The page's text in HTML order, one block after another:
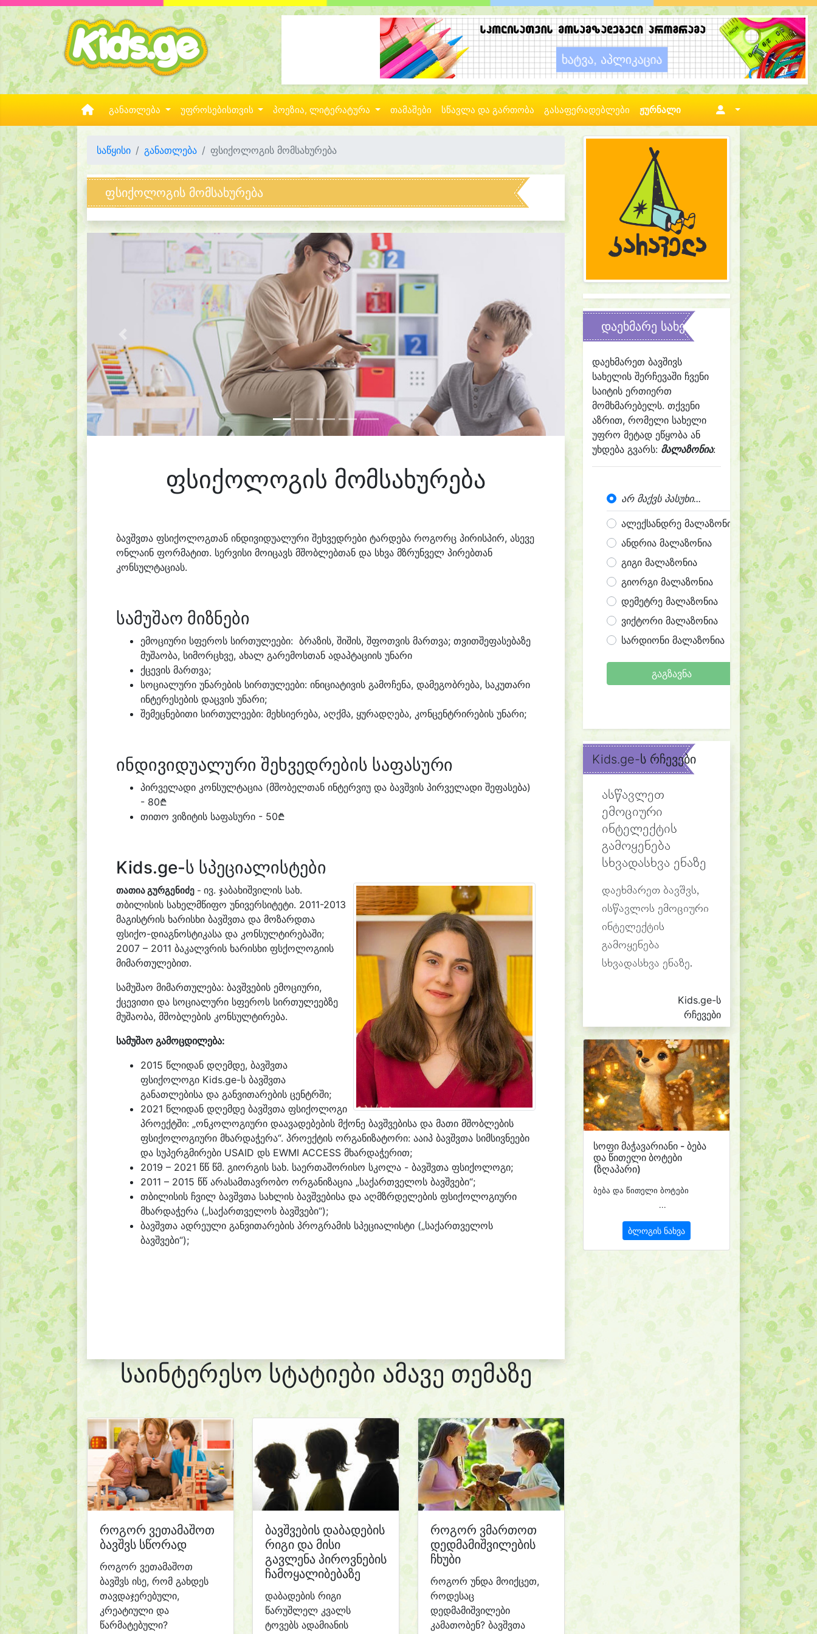
განათლება უფროსებისთვის პოეზია, ლიტერატურა თამაშები სწავლა და გართობა გასაფერადებლები ჟურნალი
საწყისი განათლება ფსიქოლოგის მომსახურება
ფსიქოლოგის მომსახურება
Previous
ფსიქოლოგის მომსახურება
ბავშვთა ფსიქოლოგთან ინდივიდუალური შეხვედრები ტარდება როგორც პირისპირ, ასევე
ონლაინ ფორმატით. სერვისი მოიცავს მშობლებთან და სხვა მზრუნველ პირებთან
კონსულტაციას.
სამუშაო მიზნები
ემოციური სფეროს სირთულეები: ბრაზის, შიშის, შფოთვის მართვა; თვითშეფასებაზე
მუშაობა, სიმორცხვე, ახალ გარემოსთან ადაპტაციის უნარი
ქცევის მართვა;
სოციალური უნარების სირთულეები: ინიციატივის გამოჩენა, დამეგობრება, საკუთარი
ინტერესების დაცვის უნარი;
შემეცნებითი სირთულეები: მეხსიერება, აღქმა, ყურადღება, კონცენტრირების უნარი;
ინდივიდუალური შეხვედრების საფასური
პირველადი კონსულტაცია (მშობელთან ინტერვიუ და ბავშვის პირველადი შეფასება)
- 80₾
თითო ვიზიტის საფასური - 50₾
Kids.ge-ს სპეციალისტები
თათია გურგენიძე - ივ. ჯაბახიშვილის სახ.
თბილისის სახელმწიფო უნივერსიტეტი. 2011-2013
მაგისტრის ხარისხი ბავშვთა და მოზარდთა
ფსიქო-დიაგნოსტიკასა და კონსულტირებაში;
2007 – 2011 ბაკალვრის ხარისხი ფსქოლოგიის
მიმართულებით.
სამუშაო მიმართულება: ბავშვების ემოციური,
ქცევითი და სოციალური სფეროს სირთულეებზე
მუშაობა, მშობლების კონსულტირება.
სამუშაო გამოცდილება:
2015 წლიდან დღემდე, ბავშვთა
ფსიქოლოგი Kids.ge-ს ბავშვთა
განათლებისა და განვითარების ცენტრში;
2021 წლიდან დღემდე ბავშვთა ფსიქოლოგი
პროექტში: „ონკოლოგიური დაავადებების მქონე ბავშვებისა და მათი მშობლების
ფსიქოლოგიური მხარდაჭერა“. პროექტის ორგანიზატორი: ააიპ ბავშვთა სიმსივნეები
და სუპერგმირები USAID დს EWMI ACCESS მხარდაჭერით;
2019 – 2021 წწ წმ. გიორგის სახ. საერთაშორისო სკოლა - ბავშვთა ფსიქოლოგი;
2011 – 2015 წწ არასამთავრობო ორგანიზაცია „საქართველოს ბავშვები“;
თბილისის ჩვილ ბავშვთა სახლის ბავშვებისა და აღმზრდელების ფსიქოლოგიური
მხარდაჭერა („საქართველოს ბავშვები“);
ბავშვთა ადრეული განვითარების პროგრამის სპეციალისტი („საქართველოს
ბავშვები“);
საინტერესო სტატიები ამავე თემაზე
როგორ ვეთამაშოთ
ბავშვს სწორად
როგორ ვეთამაშოთ
ბავშვს ისე, რომ გახდეს
თავდაჯერებული,
კრეატიული და
წარმატებული?
ბავშვების დაბადების
რიგი და მისი
გავლენა პიროვნების
ჩამოყალიბებაზე
დაბადების რიგი
წარუშლელ კვალს
ტოვებს ადამიანის
როგორ ვმართოთ
დედმამიშვილების
ჩხუბი
როგორ უნდა მოიქცეთ,
როდესაც
დედმამიშვილები
კამათობენ? ბავშვთა
დაეხმარე სახელის შერჩევაში
დაეხმარეთ ბავშივს
სახელის შერჩევაში ჩვენი
საიტის ერთიერთ
მომხმარებელს. თქვენი
აზრით, რომელი სახელი
უფრო მეტად ეწყობა ან
უხდება გვარს: მალაზონია:
არ მაქვს პასუხი...
ალექსანდრე მალაზონია
ანდრია მალაზონია
გიგი მალაზონია
გიორგი მალაზონია
დემეტრე მალაზონია
ვიქტორი მალაზონია
სარდიონი მალაზონია
გაგზავნა
Kids.ge-ს რჩევები
ასწავლეთ
ემოციური
ინტელექტის
გამოყენება
სხვადასხვა ენაზე
დაეხმარეთ ბავშვს,
ისწავლოს ემოციური
ინტელექტის
გამოყენება
სხვადასხვა ენაზე.
Kids.ge-ს
რჩევები
სოფი მაჭავარიანი - ბება
და წითელი ბოტები
(ზღაპარი)
ბება და წითელი ბოტები
...
ბლოგის ნახვა